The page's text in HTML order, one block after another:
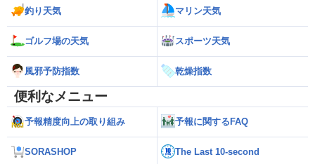
釣り天気 マリン天気
ゴルフ場の天気 スポーツ天気
風邪予防指数 乾燥指数
便利なメニュー
予報精度向上の取り組み 予報に関するFAQ
SORASHOP The Last 10-second